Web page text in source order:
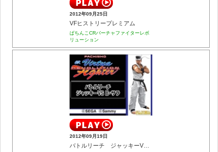
2012年09月25日
VFヒストリープレミアム
ぱちんこCRバーチャファイターレボ
リューション
2012年09月19日
バトルリーチ ジャッキーVS B・サラ